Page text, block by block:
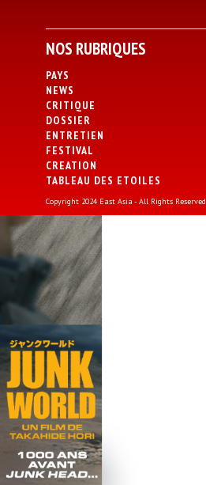
NOS RUBRIQUES
PAYS
NEWS
CRITIQUE
DOSSIER
ENTRETIEN
FESTIVAL
CREATION
TABLEAU DES ETOILES
Copyright 2024 East Asia - All Rights Reserved